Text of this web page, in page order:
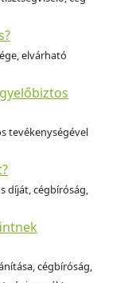
elvárható
tevékenységével
díját, cégbíróság,
cégbíróság,